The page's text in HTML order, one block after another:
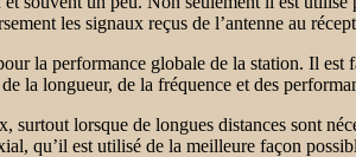
les signaux reçus de l’antenne au
la performance globale de la station. Il est
la longueur, de la fréquence et des
surtout lorsque de longues distances sont
qu’il est utilisé de la meilleure façon